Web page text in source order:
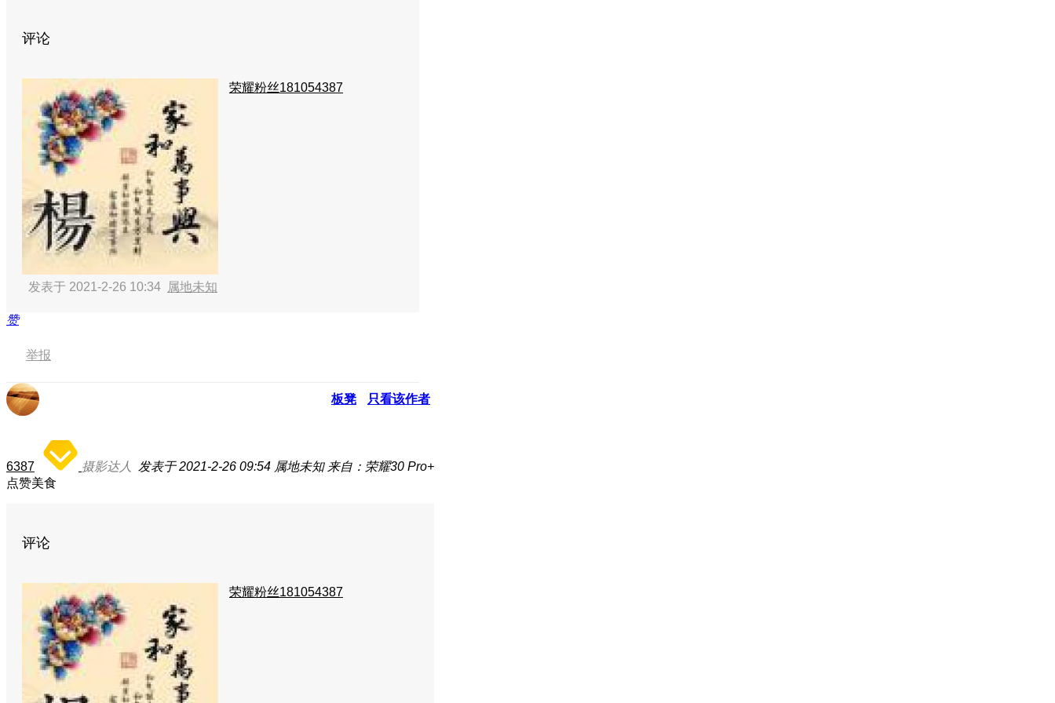
评论
荣耀粉丝181054387
发表于 2021-2-26 10:34 属地未知
赞
举报
板凳 只看该作者
6387 摄影达人 发表于 2021-2-26 09:54 属地未知 来自：荣耀30 Pro+
点赞美食
评论
荣耀粉丝181054387